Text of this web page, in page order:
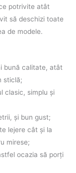
potrivite atât
să deschizi toate
de modele.
bună calitate, atât
sticlă;
clasic, simplu şi
şi bun gust;
lejere cât şi la
mirese;
ocazia să porţi